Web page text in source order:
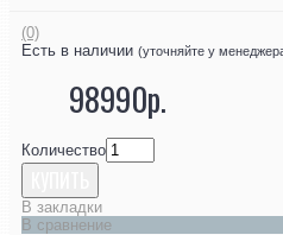
(0)
Есть в наличии (уточняйте у
98990р.
Количество
В закладки
В сравнение